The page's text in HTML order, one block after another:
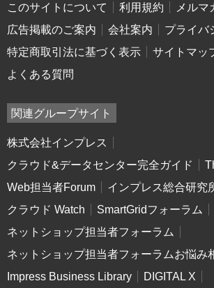
このサイトについて 利用規約
メルマ
広告掲載のご案内
会社案内
プライバ
特定商取引法に基づく表示
サイトマッ
よくある質問
関連グループサイト
株式会社インプレス
クラウド&データセンター完全ガイド
Web担当者Forum
インプレス総合研究
クラウド Watch
SmartGridフォーラム
ネットショップ担当者フォーラム
ネットショップ担当者フォーラムお悩み
Impress Business Library
DIGITAL X